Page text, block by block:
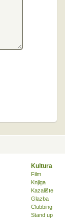
Kultura
Film
Knjiga
Kazalište
Glazba
Clubbing
Stand up